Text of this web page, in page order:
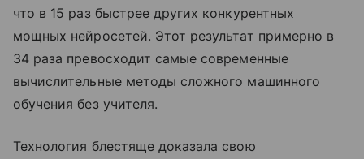
что в 15 раз быстрее других конкурентных
мощных нейросетей. Этот результат примерно в
34 раза превосходит самые современные
вычислительные методы сложного машинного
обучения без учителя.
Технология блестяще доказала свою